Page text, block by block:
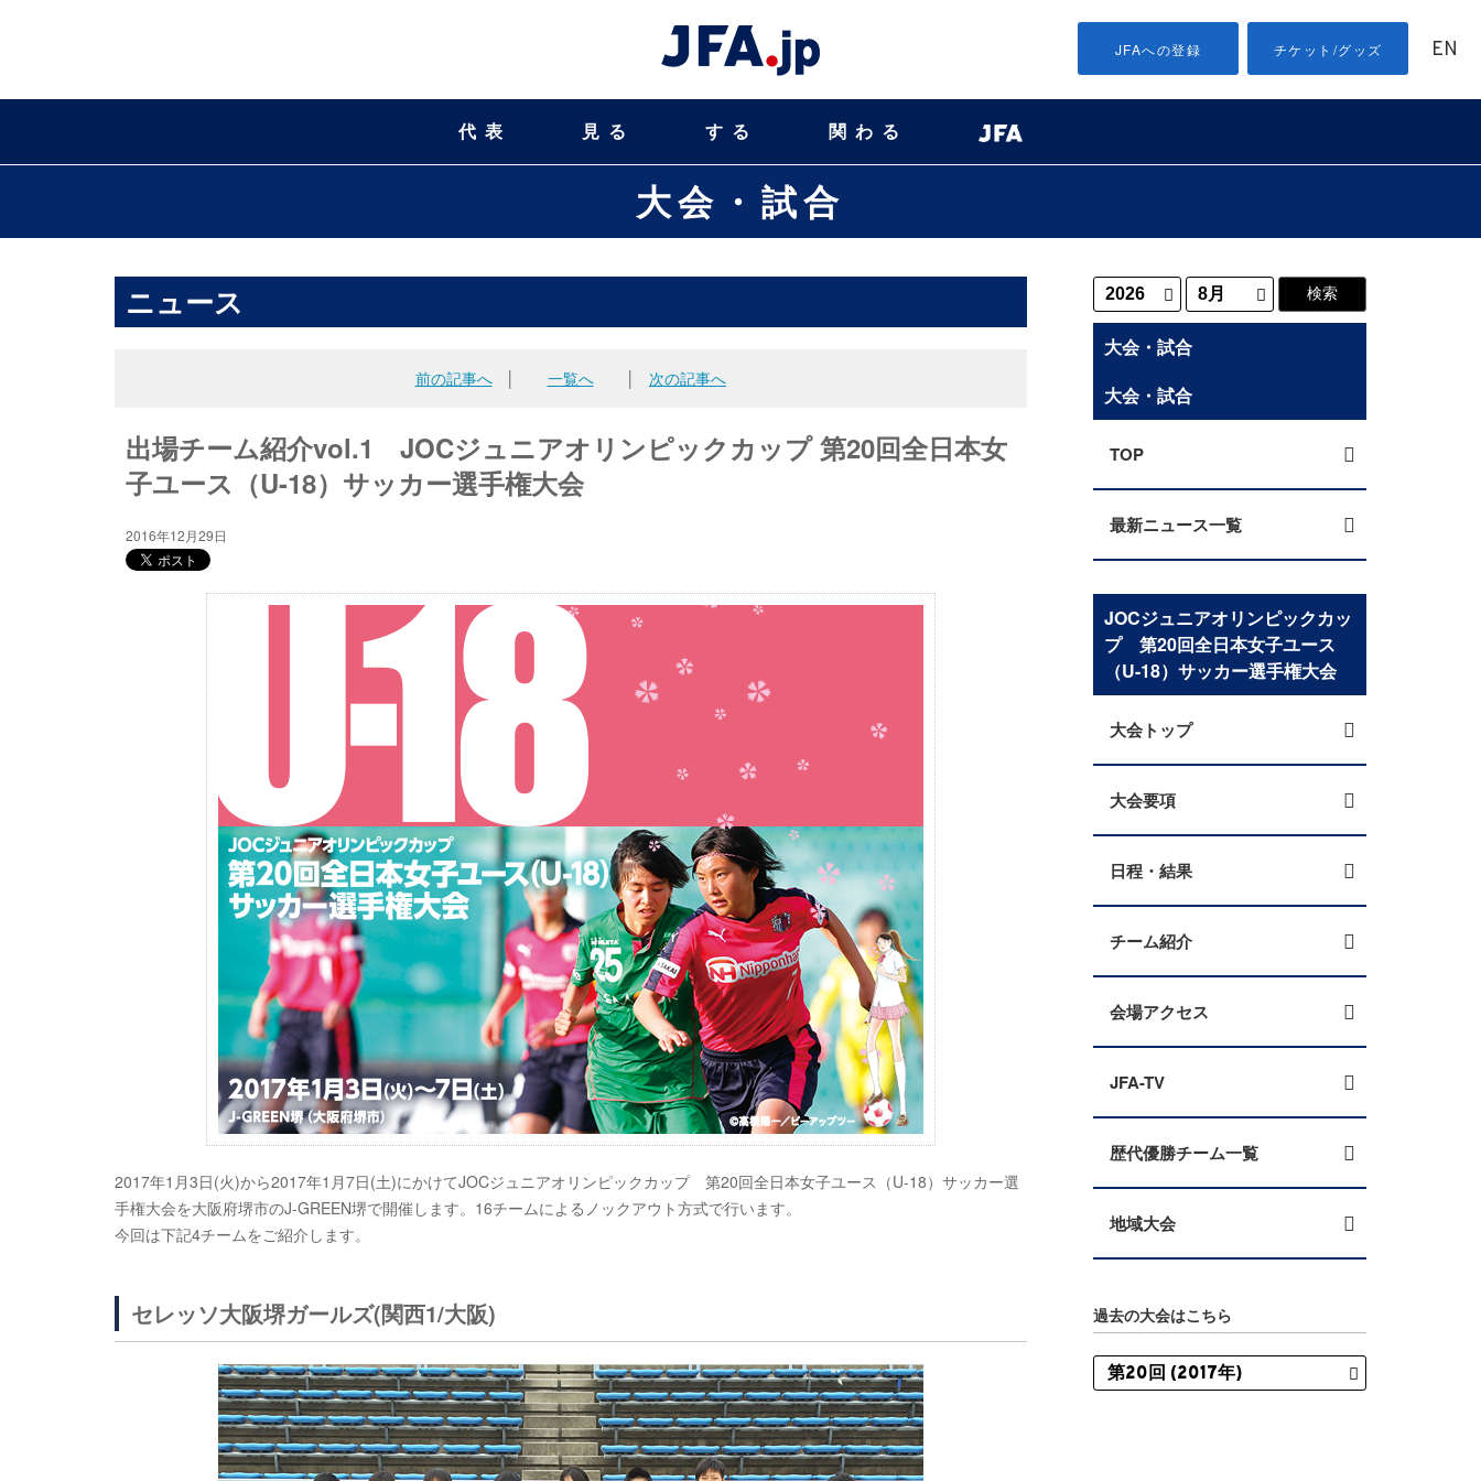
JFAへの登録 チケット/グッズ EN
代表 見る する 関わる
大会・試合
ニュース
前の記事へ│ 一覧へ 次の記事へ
出場チーム紹介vol.1 JOCジュニアオリンピックカップ 第20回全日本女
子ユース（U-18）サッカー選手権大会
2016年12月29日
2017年1月3日(火)から2017年1月7日(土)にかけてJOCジュニアオリンピックカップ 第20回全日本女子ユース（U-18）サッカー選
手権大会を大阪府堺市のJ-GREEN堺で開催します。16チームによるノックアウト方式で行います。
今回は下記4チームをご紹介します。
セレッソ大阪堺ガールズ(関西1/大阪)
大会・試合
大会・試合
TOP
最新ニュース一覧
JOCジュニアオリンピックカッ
プ 第20回全日本女子ユース
（U-18）サッカー選手権大会
大会トップ
大会要項
日程・結果
チーム紹介
会場アクセス
JFA-TV
歴代優勝チーム一覧
地域大会
過去の大会はこちら